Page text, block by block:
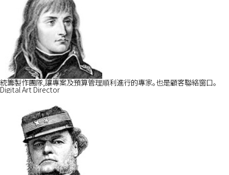
統籌製作團隊,讓專案及預算管理順利進行的專家。也是顧客聯絡窗口。
Digital Art Director